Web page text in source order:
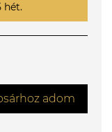
hét.
adom